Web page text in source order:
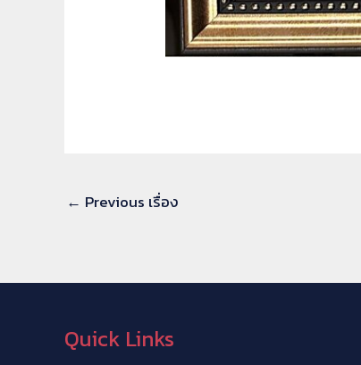
← Previous เรื่อง
Quick Links